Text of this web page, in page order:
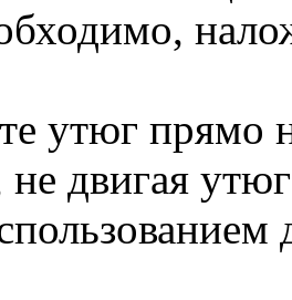
утюг прямо
двигая